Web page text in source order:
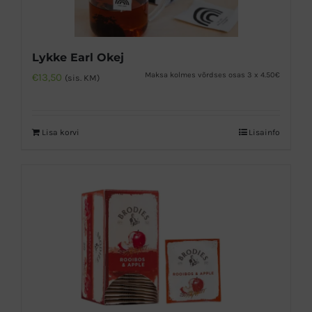
Lykke Earl Okej
€13,50 (sis. KM) Maksa kolmes võrdses osas 3 x 4.50€
Lisa korvi Lisainfo